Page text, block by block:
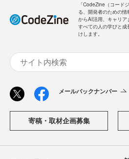
「CodeZine（コード
る、開発者のための
からAI活用、キャリア
すべての人の学びと成
けします。
メールバックナンバー
寄稿・取材企画募集